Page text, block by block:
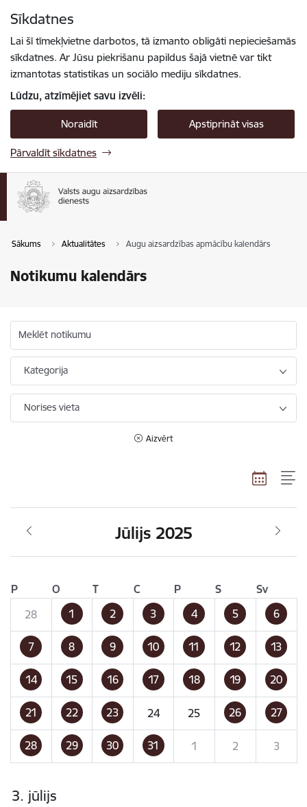
Sīkdatnes
Lai šī tīmekļvietne darbotos, tā izmanto obligāti nepieciešamās
sīkdatnes. Ar Jūsu piekrišanu papildus šajā vietnē var tikt
izmantotas statistikas un sociālo mediju sīkdatnes.
Lūdzu, atzīmējiet savu izvēli:
Noraidīt Apstiprināt visas
Pārvaldīt sīkdatnes
Sākums Aktualitātes Augu aizsardzības apmācību kalendārs
Notikumu kalendārs
Meklēt notikumu
Kategorija
Norises vieta
Aizvērt
Jūlijs 2025
P O T C P S
Sv
28
1 2 3 4 5 6
7 8 9 10 11 12 13
14 15 16 17 18 19 20
21 22 23 24 25 26 27
28 29 30 31 1 2 3
3. jūlijs